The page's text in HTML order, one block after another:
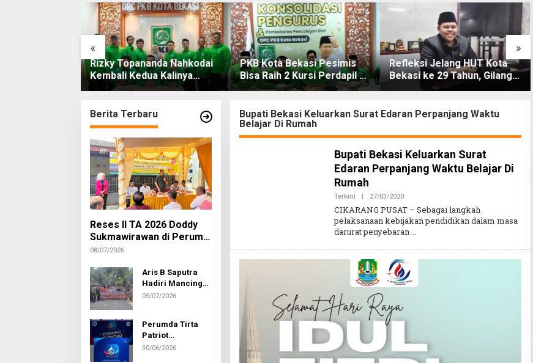
« »
Rizky Topananda Nahkodai
Kembali Kedua Kalinya
Menjadi Ketua DPC PKB
PKB Kota Bekasi Pesimis
Bisa Raih 2 Kursi Perdapil di
Pileg Nanti
Refleksi Jelang HUT Kota
Bekasi ke 29 Tahun, Gilang :
“Harapkan Pemkot Bekasi
Membangun Infrastruktur
Sasaran Sesuai Kebutuhan
Masyarakat”
Berita Terbaru
Reses II TA 2026 Doddy
Sukmawirawan di Perum
Kodam Mustikajaya
Infrastruktur
08/07/2026
Aris B Saputra
Hadiri Mancing
Bersama Warga
Warga Perum
Metropolitan di
Cipeundeuy
05/07/2026
Perumda Tirta
Patriot
Luncurkan
30/06/2026
Bupati Bekasi Keluarkan Surat Edaran Perpanjang Waktu
Belajar Di Rumah
Bupati Bekasi Keluarkan Surat
Edaran Perpanjang Waktu Belajar Di
Rumah
Terkini 27/03/2020O
E
H
A
M
N
CIKARANG PUSAT – Sebagai langkah
pelaksanaan kebijakan pendidikan dalam masa
darurat penyebaran